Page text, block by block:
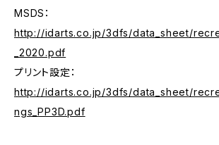
MSDS：
http://idarts.co.jp/3dfs/data_sheet/
_2020.pdf
プリント設定：
http://idarts.co.jp/3dfs/data_sheet/
ngs_PP3D.pdf